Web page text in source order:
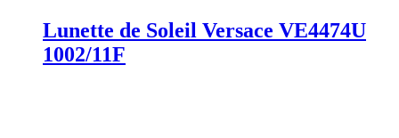
Lunette de Soleil Versace VE4474U
1002/11F